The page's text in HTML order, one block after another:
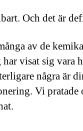
Och det är
av de
visat sig vara
några är
Vi pratade